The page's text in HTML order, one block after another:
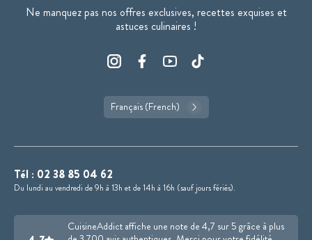
Ne manquez pas nos offres exclusives, recettes exquises et
astuces culinaires !
Français (French)
Tél : 02 38 85 04 62
Du lundi au vendredi de 9h à 13h et de 14h à 16h (sauf jours fériés).
CuisineAddict affiche une note de 4,7 sur 5 grâce à plus